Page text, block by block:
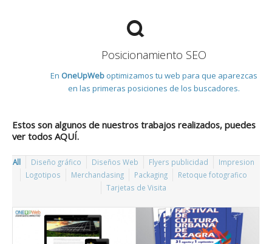
Posicionamiento SEO
En OneUpWeboptimizamos tu web para que aparezcas
en las primeras posiciones de los buscadores.
Estos son algunos de nuestros trabajos realizados, puedes
ver todos AQUÍ.
All Diseño gráfico Diseños Web Flyers publicidad
Impresion
Logotipos
Merchandasing Packaging
Retoque fotografico
Tarjetas de Visita